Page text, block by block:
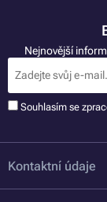
Nejnovější
Souhlasím se
Kontaktní údaje